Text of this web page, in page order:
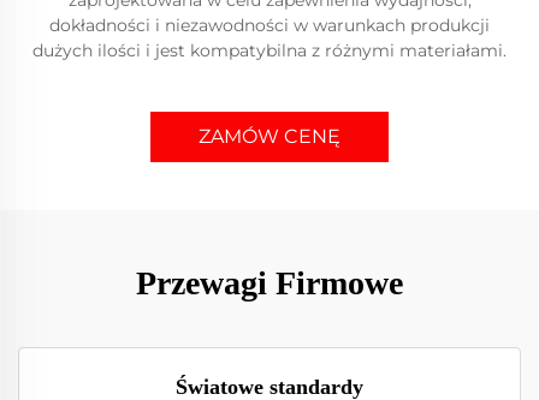
dokładności i niezawodności w warunkach produkcji
dużych ilości i jest kompatybilna z różnymi materiałami.
ZAMÓW CENĘ
Przewagi Firmowe
Światowe standardy